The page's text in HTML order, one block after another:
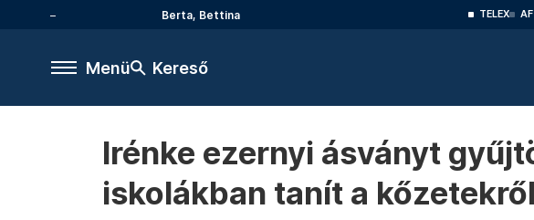
Berta, Bettina TELEX
Menü Kereső
Irénke ezernyi ásványt
iskolákban tanít a kőzetekről